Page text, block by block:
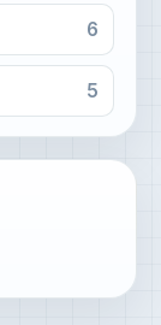
6
5